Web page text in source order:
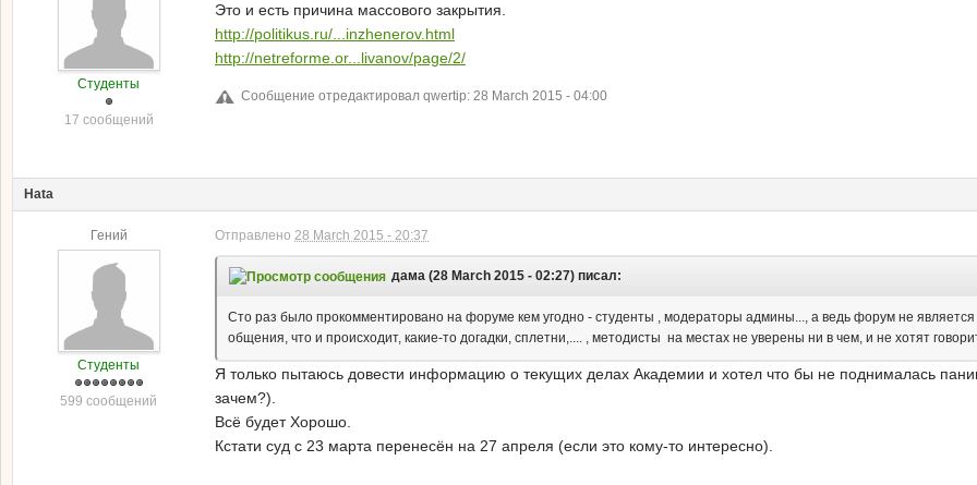
Студенты
17 сообщений
Это и есть причина массового закрытия.
http://politikus.ru/...inzhenerov.html
http://netreforme.or...livanov/page/2/
Сообщение отредактировал qwertip: 28 March 2015 - 04:00
Hata
Гений
Студенты
599 сообщений
Отправлено 28 March 2015 - 20:37
дама (28 March 2015 - 02:27) писал:
Сто раз было прокомментировано на форуме кем угодно - студенты , модераторы админы..., а ведь форум не
общения, что и происходит, какие-то догадки, сплетни,.... , методисты на местах не уверены ни в чем, и не хотят
Я только пытаюсь довести информацию о текущих делах Академии и хотел что бы не поднималась
зачем?).
Всё будет Хорошо.
Кстати суд с 23 марта перенесён на 27 апреля (если это кому-то интересно).